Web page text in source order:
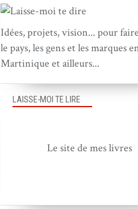
Idées, projets, vision... pour
le pays, les gens et les marques
Martinique et ailleurs...
LAISSE-MOI TE LIRE
Le site de mes livres